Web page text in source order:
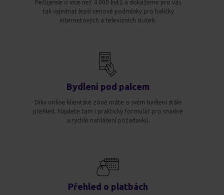
Pečujeme o více než 4 000 bytů a dokážeme pro vás
tak vyjednat lepší cenové podmínky pro balíčky
internetových a televizních služeb.
Bydlení pod palcem
Díky online klientské zóně máte o svém bydlení stále
přehled. Najdete tam i praktický formulář pro snadné
a rychlé nahlášení požadavků.
Přehled o platbách